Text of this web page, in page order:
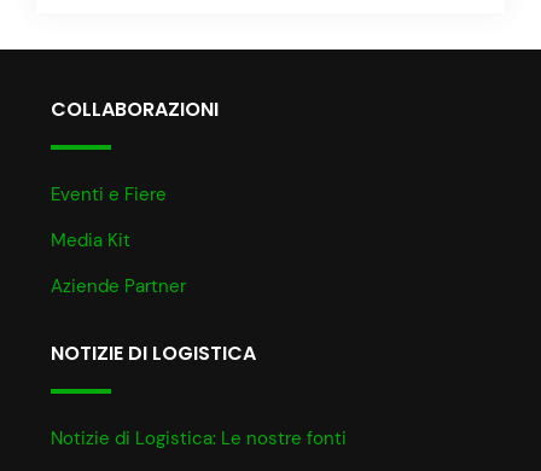
COLLABORAZIONI
Eventi e Fiere
Media Kit
Aziende Partner
NOTIZIE DI LOGISTICA
Notizie di Logistica: Le nostre fonti